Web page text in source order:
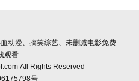
动漫、搞笑综艺、未删减电影免费
观看
All Rights Reserved
号